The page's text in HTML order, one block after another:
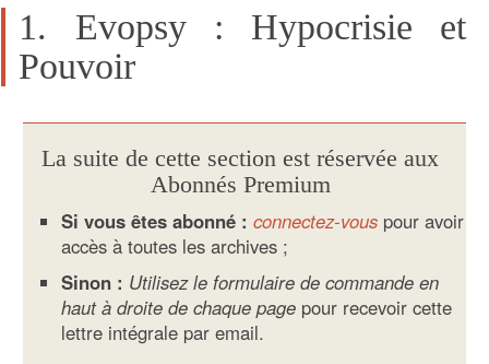
1. Evopsy : Hypocrisie et
Pouvoir
La suite de cette section est réservée aux
Abonnés Premium
Si vous êtes abonné : connectez-vous pour avoir
accès à toutes les archives ;
Sinon : Utilisez le formulaire de commande en
haut à droite de chaque page pour recevoir cette
lettre intégrale par email.